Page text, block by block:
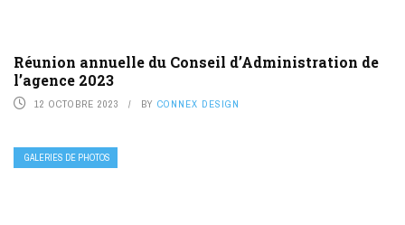
Réunion annuelle du Conseil d’Administration de
l’agence 2023
12 OCTOBRE 2023 BY CONNEX DESIGN
GALERIES DE PHOTOS